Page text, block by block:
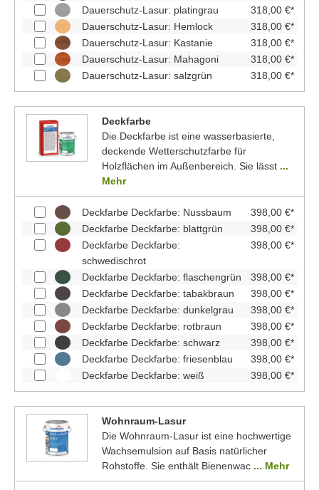
Dauerschutz-Lasur: platingrau
318,00 €*
Dauerschutz-Lasur: Hemlock
318,00 €*
Dauerschutz-Lasur: Kastanie
318,00 €*
Dauerschutz-Lasur: Mahagoni
318,00 €*
Dauerschutz-Lasur: salzgrün
318,00 €*
Deckfarbe
Die Deckfarbe ist eine wasserbasierte,
deckende Wetterschutzfarbe für
Holzflächen im Außenbereich. Sie lässt ...
Mehr
Deckfarbe Deckfarbe: Nussbaum
398,00 €*
Deckfarbe Deckfarbe: blattgrün
398,00 €*
Deckfarbe Deckfarbe:
schwedischrot
398,00 €*
Deckfarbe Deckfarbe: flaschengrün
398,00 €*
Deckfarbe Deckfarbe: tabakbraun
398,00 €*
Deckfarbe Deckfarbe: dunkelgrau
398,00 €*
Deckfarbe Deckfarbe: rotbraun
398,00 €*
Deckfarbe Deckfarbe: schwarz
398,00 €*
Deckfarbe Deckfarbe: friesenblau
398,00 €*
Deckfarbe Deckfarbe: weiß
398,00 €*
Wohnraum-Lasur
Die Wohnraum-Lasur ist eine hochwertige
Wachsemulsion auf Basis natürlicher
Rohstoffe. Sie enthält Bienenwac ... Mehr